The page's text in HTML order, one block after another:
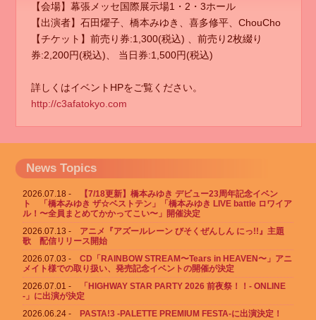
【会場】幕張メッセ国際展示場1・2・3ホール
【出演者】石田燿子、橋本みゆき、喜多修平、ChouCho
【チケット】前売り券:1,300(税込) 、前売り2枚綴り
券:2,200円(税込)、 当日券:1,500円(税込)
詳しくはイベントHPをご覧ください。
http://c3afatokyo.com
News Topics
2026.07.18
【7/18更新】橋本みゆき デビュー23周年記念イベン
ト 「橋本みゆき ザ☆ベストテン」「橋本みゆき LIVE battle ロワイア
ル！〜全員まとめてかかってこい〜」開催決定
2026.07.13
アニメ『アズールレーン びそくぜんしん にっ!!』主題
歌 配信リリース開始
2026.07.03
CD「RAINBOW STREAM〜Tears in HEAVEN〜」アニ
メイト様での取り扱い、発売記念イベントの開催が決定
2026.07.01
「HIGHWAY STAR PARTY 2026 前夜祭！！- ONLINE
-」に出演が決定
2026.06.24
PASTA!3 -PALETTE PREMIUM FESTA-に出演決定！